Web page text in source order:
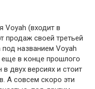
Voyah (входит в
продаж своей третьей
названием Voyah
в конце прошлого
двух версиях и стоит
А совсем скоро эти